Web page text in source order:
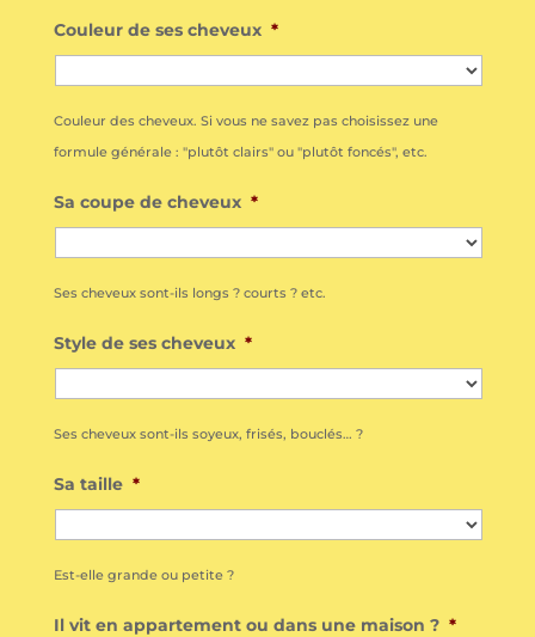
Couleur de ses cheveux *
Couleur des cheveux. Si vous ne savez pas choisissez une
formule générale : "plutôt clairs" ou "plutôt foncés", etc.
Sa coupe de cheveux *
Ses cheveux sont-ils longs ? courts ? etc.
Style de ses cheveux *
Ses cheveux sont-ils soyeux, frisés, bouclés… ?
Sa taille *
Est-elle grande ou petite ?
Il vit en appartement ou dans une maison ? *